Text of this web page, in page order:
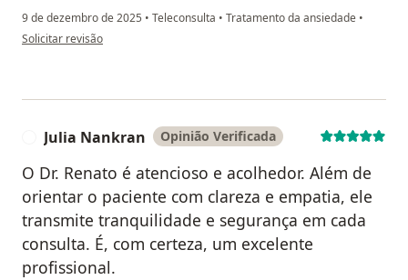
9 de dezembro de 2025 • Teleconsulta • Tratamento da ansiedade •
na opinião do utilizador Fernanda Esteves
Solicitar revisão
Julia Nankran Opinião Verificada
O Dr. Renato é atencioso e acolhedor. Além de
orientar o paciente com clareza e empatia, ele
transmite tranquilidade e segurança em cada
consulta. É, com certeza, um excelente
profissional.